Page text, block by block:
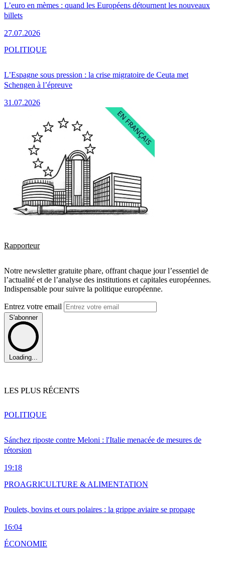
L’euro en mèmes : quand les Européens détournent les nouveaux
billets
27.07.2026
L’Espagne sous pression : la crise migratoire de Ceuta met
Schengen à l’épreuve
31.07.2026
POLITIQUE
Rapporteur
Notre newsletter gratuite phare, offrant chaque jour l’essentiel de
l’actualité et de l’analyse des institutions et capitales européennes.
Indispensable pour suivre la politique européenne.
Entrez votre email
S'abonner
Loading...
LES PLUS RÉCENTS
Sánchez riposte contre Meloni : l'Italie menacée de mesures de
rétorsion
19:18
POLITIQUE
Poulets, bovins et ours polaires : la grippe aviaire se propage
16:04
PROAGRICULTURE & ALIMENTATION
ÉCONOMIE